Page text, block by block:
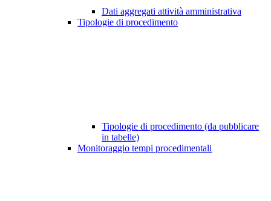
Dati aggregati attività amministrativa
Tipologie di procedimento
Tipologie di procedimento (da pubblicare
in tabelle)
Monitoraggio tempi procedimentali